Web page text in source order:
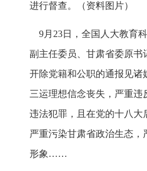
进行督查。（资料图片）
9月23日，全国人大教育
副主任委员、甘肃省委原书
开除党籍和公职的通报见诸
三运理想信念丧失，严重违
违法犯罪，且在党的十八大
严重污染甘肃省政治生态，
形象……